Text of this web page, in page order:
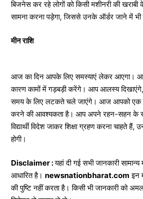
बिजनेस कर रहे लोगों को किसी मशीनरी की
सामना करना पड़ेगा, जिससे उनके ऑर्डर जाने में भी
मीन राशि
आज का दिन आपके लिए समस्याएं लेकर आएगा।
कारण कामों में गड़बड़ी करेंगे। आप आलस्य
समय के लिए लटकते चले जाएंगे। आज आपको एक
करने की आवश्यकता है। आप अपने रहन-सहन के
विद्यार्थी विदेश जाकर शिक्षा ग्रहण करना चाहते हैं,
होगी।
Disclaimer :यहां दी गई सभी जानकारी
आधारित है। newsnationbharat.com इन
की पुष्टि नहीं करता है। किसी भी जानकारी को